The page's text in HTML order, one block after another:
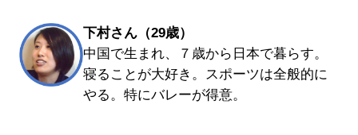
下村さん（29歳）
中国で生まれ、７歳から日本で暮らす。
寝ることが大好き。スポーツは全般的に
やる。特にバレーが得意。